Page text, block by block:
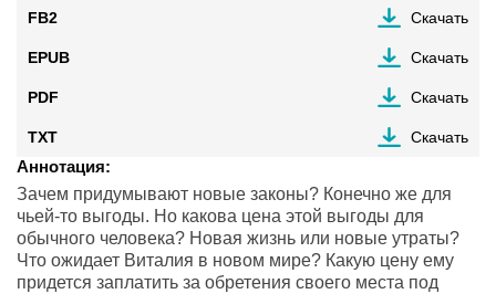
FB2 Скачать
EPUB Скачать
PDF Скачать
TXT Скачать
Аннотация:
Зачем придумывают новые законы? Конечно же для
чьей-то выгоды. Но какова цена этой выгоды для
обычного человека? Новая жизнь или новые утраты?
Что ожидает Виталия в новом мире? Какую цену ему
придется заплатить за обретения своего места под